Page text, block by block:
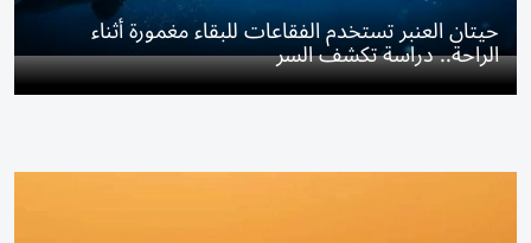
حيتان العنبر تستخدم الفقاعات للبقاء مغمورة أثناء
الراحة.. دراسة تكشف السر